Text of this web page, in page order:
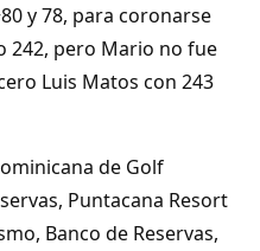
y 78, para coronarse
242, pero Mario no fue
Luis Matos con 243
de Golf
Puntacana Resort
Banco de Reservas,